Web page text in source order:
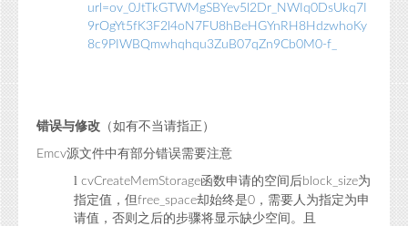
url=ov_0JtTkGTWMgSBYev5l2Dr_NWIq0DsUkq7I
9rOgYt5fK3F2l4oN7FU8hBeHGYnRH8HdzwhoKy
8c9PIWBQmwhqhqu3ZuB07qZn9Cb0M0-f_
错误与修改 （如有不当请指正）
Emcv源文件中有部分错误需要注意
l cvCreateMemStorage函数申请的空间后block_size为
指定值，但free_space却始终是0 ，需要人为指定为申
请值，否则之后的步骤将显示缺少空间。且